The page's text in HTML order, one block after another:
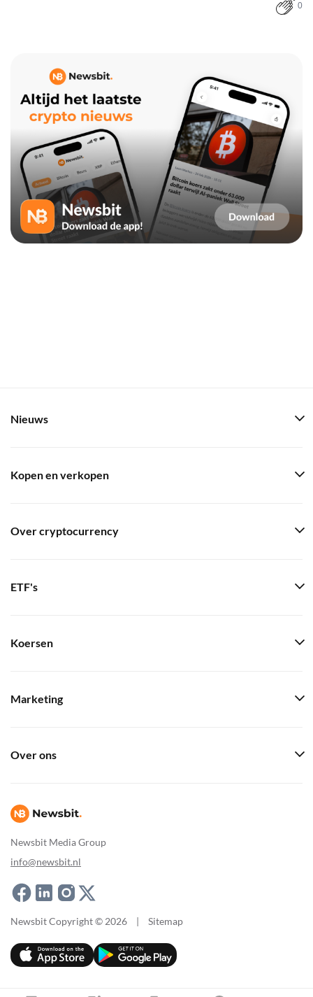
0
Newsbit Media Group
info@newsbit.nl
Nieuws
Kopen en verkopen
Over cryptocurrency
ETF's
Koersen
Marketing
Over ons
Newsbit Copyright © 2026 | Sitemap